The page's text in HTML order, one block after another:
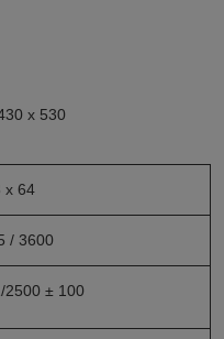
х 530
х 64
/ 3600
2500 ± 100